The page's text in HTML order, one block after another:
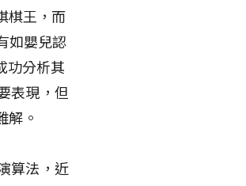
棋王，而
如嬰兒認
功分析其
表現，但
解。
算法，近